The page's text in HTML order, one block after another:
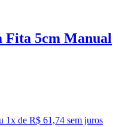
Fita 5cm Manual
1x de R$ 61,74 sem juros